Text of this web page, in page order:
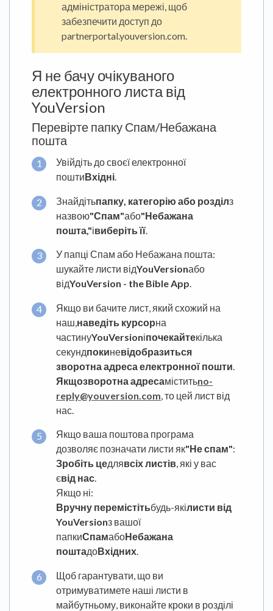
адміністратора мережі, щоб
забезпечити доступ до
partnerportal.youversion.com.
Я не бачу очікуваного
електронного листа від
YouVersion
Перевірте папку Спам/Небажана
пошта
Увійдіть до своєї електронної
поштиВхідні.
Знайдітьпапку, категорію або розділз
назвою"Спам"або"Небажана
пошта,"івиберіть її
У папці Спам або Небажана пошта:
шукайте листи відYouVersionабо
відYouVersion - the Bible App.
Якщо ви бачите лист, який схожий на
наш, наведіть курсорна
частинуYouVersionіпочекайтекілька
секундпокиневідобразиться
зворотна адреса електронної пошти
Якщозворотна адресаміститьno-
reply@youversion.com , то цей лист від
нас.
Якщо ваша поштова програма
дозволяє позначати листи як"Не спам":
Зробіть цедлявсіх листів, які у вас
євід нас.
Якщо ні:
Вручну перемістітьбудь-якілисти від
YouVersionз вашої
папкиСпамабоНебажана
поштадоВхідних.
Щоб гарантувати, що ви
отримуватимете наші листи в
майбутньому, виконайте кроки в розділі